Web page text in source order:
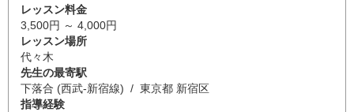
レッスン料金
3,500円 ～ 4,000円
レッスン場所
代々木
先生の最寄駅
下落合 (西武-新宿線) / 東京都 新宿区
指導経験